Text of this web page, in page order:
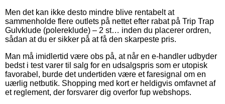
Men det kan ikke desto mindre blive rentabelt at
sammenholde flere outlets på nettet efter rabat på Trip Trap
Gulvklude (polereklude) – 2 st… inden du placerer ordren,
sådan at du er sikker på at få den skarpeste pris.
Man må imidlertid være obs på, at når en e-handler udbyder
bedst i test varer til salg for en udsalgspris som er utopisk
favorabel, burde det undertiden være et faresignal om en
uærlig netbutik. Shopping med kort er heldigvis omfavnet af
et reglement, der forsvarer dig overfor fup webshops.